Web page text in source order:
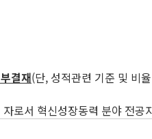
결재(단, 성적관련 기준 및 비
로서 혁신성장동력 분야 전공